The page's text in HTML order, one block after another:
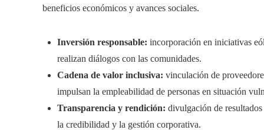
beneficios económicos y avances sociales.
Inversión responsable: incorporación en iniciativas
realizan diálogos con las comunidades.
Cadena de valor inclusiva: vinculación de
impulsan la empleabilidad de personas en situación
Transparencia y rendición: divulgación de
la credibilidad y la gestión corporativa.